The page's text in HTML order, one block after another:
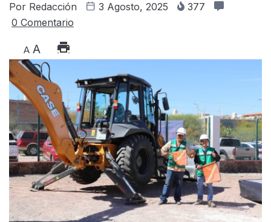
Por Redacción 3 Agosto, 2025
377
0 Comentario
A A